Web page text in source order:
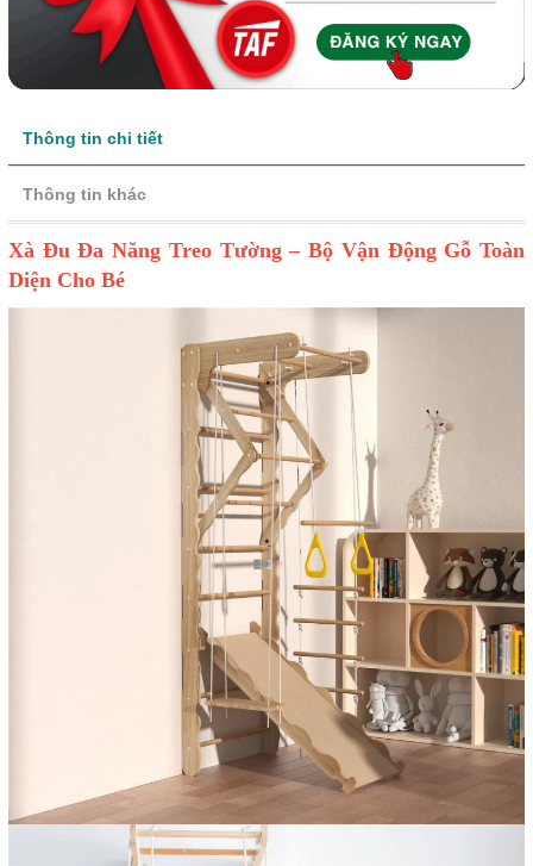
Thông tin chi tiết
Thông tin khác
Xà Đu Đa Năng Treo Tường – Bộ Vận Động Gỗ Toàn
Diện Cho Bé